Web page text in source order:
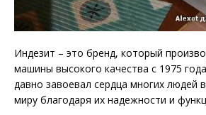
Индезит – это бренд, который
машины высокого качества с 1975
давно завоевал сердца многих людей
миру благодаря их надежности и